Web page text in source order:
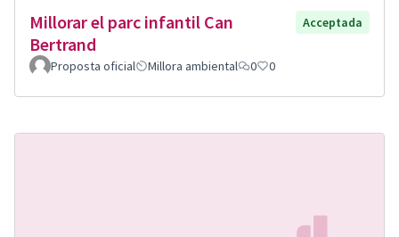
Millorar el parc infantil Can
Bertrand
Acceptada
Proposta oficial Millora ambiental 0 0